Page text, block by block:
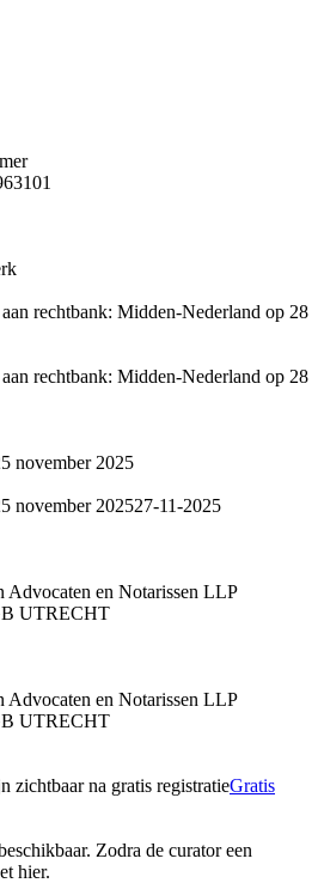
rechtbank: Midden-Nederland op 28
rechtbank: Midden-Nederland op 28
november 2025
november 202527-11-2025
Advocaten en Notarissen LLP
UTRECHT
Advocaten en Notarissen LLP
UTRECHT
zichtbaar na gratis registratieGratis
Zodra de curator een
hier.